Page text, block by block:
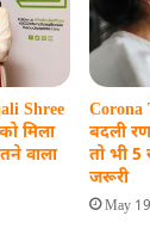
Shree
मिला
वाला
बदली
तो भी
जरूरी
May